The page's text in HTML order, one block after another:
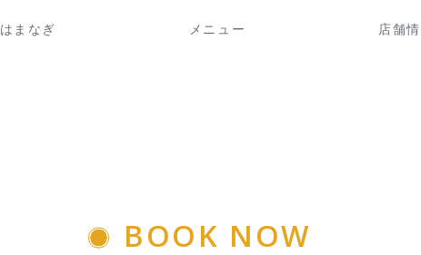
はまなぎ メニュー 店舗
BOOK NOW